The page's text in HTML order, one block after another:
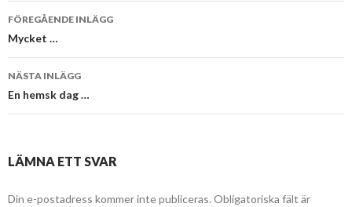
Inläggsnavigering
FÖREGÅENDE INLÄGG
Mycket …
NÄSTA INLÄGG
En hemsk dag …
LÄMNA ETT SVAR
Din e-postadress kommer inte publiceras. Obligatoriska fält är